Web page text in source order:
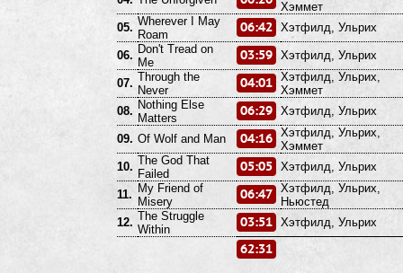
Хэммет
05. Wherever I May
Roam
06:42 Хэтфилд, Ульрих
06. Don't Tread on
Me
03:59 Хэтфилд, Ульрих
07. Through the
Never
04:01 Хэтфилд, Ульрих,
Хэммет
08. Nothing Else
Matters
06:29 Хэтфилд, Ульрих
09. Of Wolf and Man 04:16 Хэтфилд, Ульрих,
Хэммет
10. The God That
Failed
05:05 Хэтфилд, Ульрих
11. My Friend of
Misery
06:47 Хэтфилд, Ульрих,
Ньюстед
12. The Struggle
Within
03:51 Хэтфилд, Ульрих
62:31